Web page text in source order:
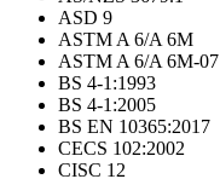
ASD 9
ASTM A 6/A 6M
ASTM A 6/A 6M-07
BS 4-1:1993
BS 4-1:2005
BS EN 10365:2017
CECS 102:2002
CISC 12